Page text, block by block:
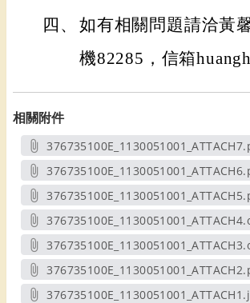
四、 如有相關問題請洽黃
機82285，信箱
相關附件
另開新視窗
另開新視窗
另開新視窗
另開新視窗
另開新視窗
另開新視窗